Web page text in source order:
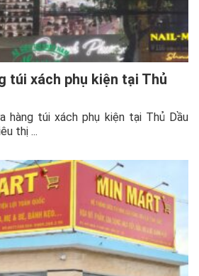
túi xách phụ kiện tại Thủ
hàng túi xách phụ kiện tại Thủ Dầu
thị ...